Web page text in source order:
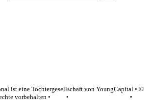
ist eine Tochtergesellschaft von YoungCapital • ©
vorbehalten •
•
•